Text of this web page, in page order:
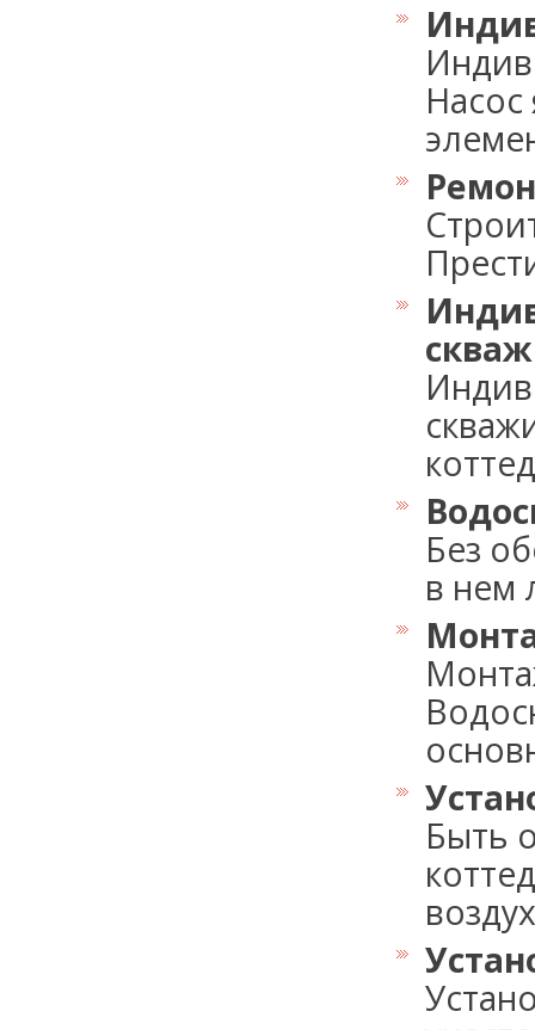
Без
в нем
Быть